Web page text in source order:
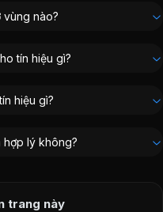
vùng nào?
tín hiệu gì?
hiệu gì?
hợp lý không?
trang này